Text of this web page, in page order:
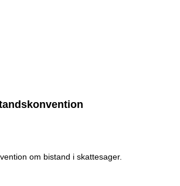
om bistand i skattesager.